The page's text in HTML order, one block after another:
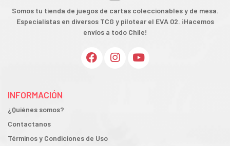
Somos tu tienda de juegos de cartas coleccionables y de mesa.
Especialistas en diversos TCG y pilotear el EVA 02. ¡Hacemos
envíos a todo Chile!
INFORMACIÓN
¿Quiénes somos?
Contactanos
Términos y Condiciones de Uso